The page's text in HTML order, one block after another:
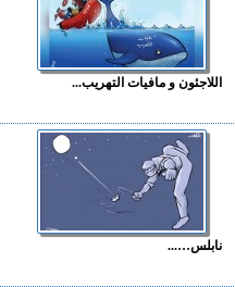
اللاجئون و مافيات التهريب...
نابلس…...